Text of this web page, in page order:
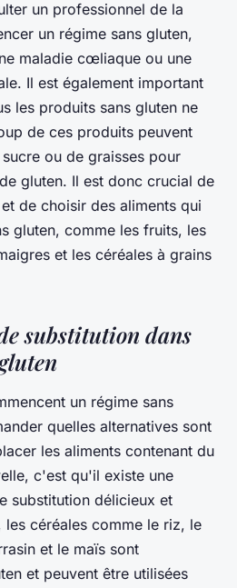
un professionnel de la
un régime sans gluten,
maladie cœliaque ou une
Il est également important
les produits sans gluten ne
de ces produits peuvent
ou de graisses pour
gluten. Il est donc crucial de
de choisir des aliments qui
gluten, comme les fruits, les
et les céréales à grains
substitution dans
un régime sans
quelles alternatives sont
les aliments contenant du
c'est qu'il existe une
substitution délicieux et
céréales comme le riz, le
et le maïs sont
et peuvent être utilisées